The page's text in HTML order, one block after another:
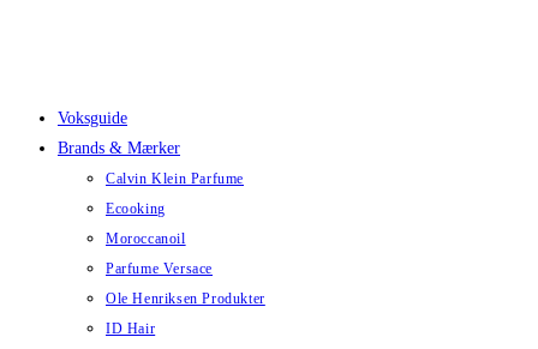
Voksguide
Brands & Mærker
Calvin Klein Parfume
Ecooking
Moroccanoil
Parfume Versace
Ole Henriksen Produkter
ID Hair